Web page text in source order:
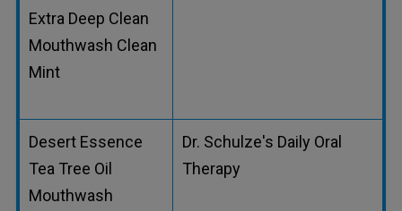
Extra Deep Clean
Mouthwash Clean
Mint
Desert Essence
Tea Tree Oil
Mouthwash
Dr. Schulze's Daily Oral
Therapy